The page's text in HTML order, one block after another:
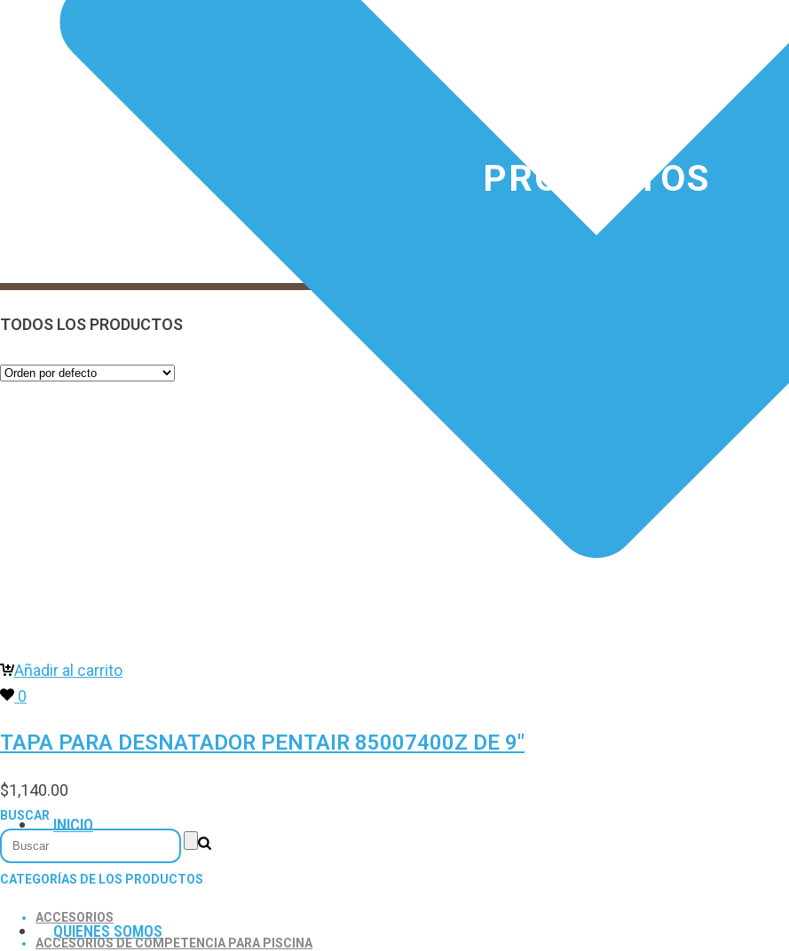
INICIO
QUIENES SOMOS
PRODUCTOS
TODOS LOS PRODUCTOS
Añadir al carrito
0
TAPA PARA DESNATADOR PENTAIR 85007400Z DE 9″
$1,140.00
BUSCAR
CATEGORÍAS DE LOS PRODUCTOS
ACCESORIOS
ACCESORIOS DE COMPETENCIA PARA PISCINA